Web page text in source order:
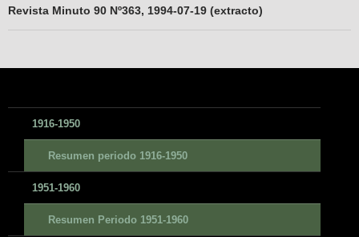
de
Revista Minuto 90 Nº363, 1994-07-19 (extracto)
1916-1950
Resumen periodo 1916-1950
1951-1960
Resumen Periodo 1951-1960